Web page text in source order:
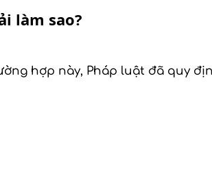
làm sao?
hợp này, Pháp luật đã quy